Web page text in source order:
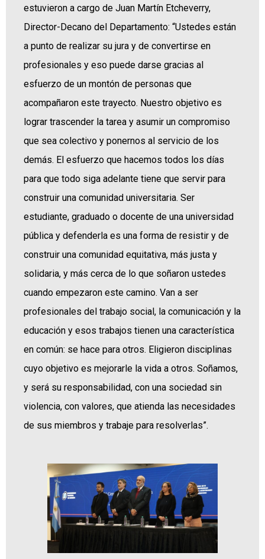
estuvieron a cargo de Juan Martín Etcheverry,
Director-Decano del Departamento: “Ustedes están
a punto de realizar su jura y de convertirse en
profesionales y eso puede darse gracias al
esfuerzo de un montón de personas que
acompañaron este trayecto. Nuestro objetivo es
lograr trascender la tarea y asumir un compromiso
que sea colectivo y ponernos al servicio de los
demás. El esfuerzo que hacemos todos los días
para que todo siga adelante tiene que servir para
construir una comunidad universitaria. Ser
estudiante, graduado o docente de una universidad
pública y defenderla es una forma de resistir y de
construir una comunidad equitativa, más justa y
solidaria, y más cerca de lo que soñaron ustedes
cuando empezaron este camino. Van a ser
profesionales del trabajo social, la comunicación y la
educación y esos trabajos tienen una característica
en común: se hace para otros. Eligieron disciplinas
cuyo objetivo es mejorarle la vida a otros. Soñamos,
y será su responsabilidad, con una sociedad sin
violencia, con valores, que atienda las necesidades
de sus miembros y trabaje para resolverlas”.